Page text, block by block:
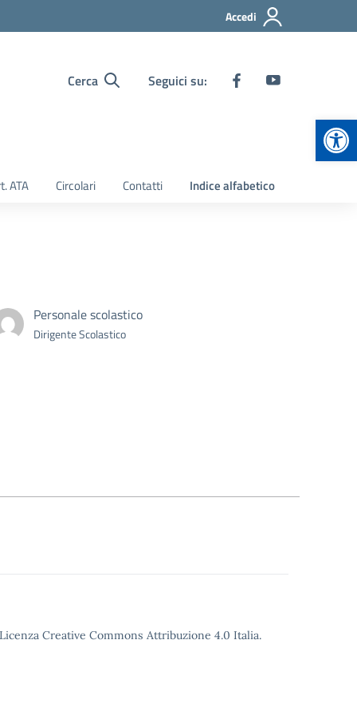
Accedi
Cerca Seguici su:
ATA Circolari Contatti Indice alfabetico
Personale scolastico
Dirigente Scolastico
Creative Commons Attribuzione 4.0 Italia.